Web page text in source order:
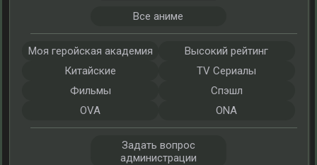
Все аниме
Моя геройская академия
Высокий рейтинг
Китайские
TV Сериалы
Фильмы
Спэшл
OVA
ONA
Задать вопрос
администрации